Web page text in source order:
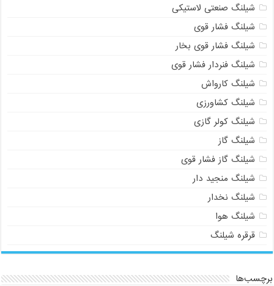
شیلنگ صنعتی لاستیکی
شیلنگ فشار قوی
شیلنگ فشار قوی بخار
شیلنگ فنردار فشار قوی
شیلنگ کارواش
شیلنگ کشاورزی
شیلنگ کولر گازی
شیلنگ گاز
شیلنگ گاز فشار قوی
شیلنگ منجید دار
شیلنگ نخدار
شیلنگ هوا
قرقره شیلنگ
برچسب‌ها